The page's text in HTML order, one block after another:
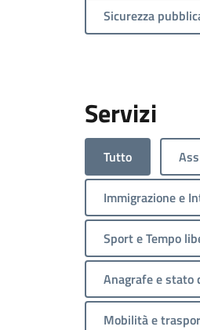
Sicurezza
Servizi
Tutto
Immigrazione e
Sport e Tempo
Anagrafe e stato
Mobilità e